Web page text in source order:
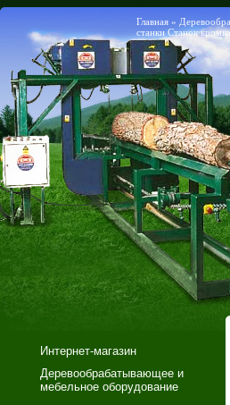
Главная »
станки Станок
Интернет-магазин
Деревообрабатывающее и
мебельное оборудование